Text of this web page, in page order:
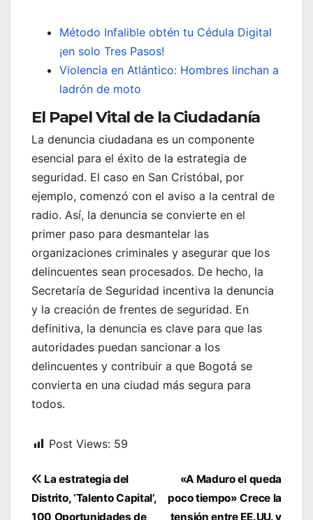
Método Infalible obtén tu Cédula Digital
¡en solo Tres Pasos!
Violencia en Atlántico: Hombres linchan a
ladrón de moto
El Papel Vital de la Ciudadanía
La denuncia ciudadana es un componente
esencial para el éxito de la estrategia de
seguridad. El caso en San Cristóbal, por
ejemplo, comenzó con el aviso a la central de
radio. Así, la denuncia se convierte en el
primer paso para desmantelar las
organizaciones criminales y asegurar que los
delincuentes sean procesados. De hecho, la
Secretaría de Seguridad incentiva la denuncia
y la creación de frentes de seguridad. En
definitiva, la denuncia es clave para que las
autoridades puedan sancionar a los
delincuentes y contribuir a que Bogotá se
convierta en una ciudad más segura para
todos.
Post Views: 59
Navegación
de
«A Maduro el queda
poco tiempo» Crece la
tensión entre EE.UU. y
La estrategia del
Distrito, ‘Talento Capital’,
100 Oportunidades de